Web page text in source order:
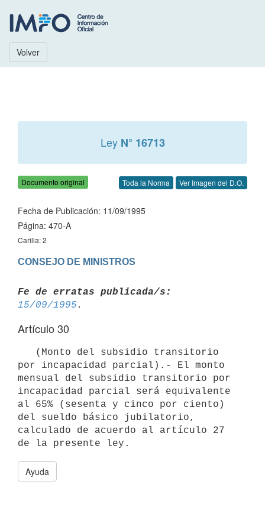
Volver
Ley N° 16713
Documento original Toda la Norma Ver Imagen del D.O.
Fecha de Publicación: 11/09/1995
Página: 470-A
Carilla: 2
Fe de erratas publicada/s:
15/09/1995
Artículo 30
por incapacidad parcial).- El monto
mensual del subsidio transitorio por
incapacidad parcial será equivalente
al 65% (sesenta y cinco por ciento)
del sueldo básico jubilatorio,
calculado de acuerdo al artículo 27
Ayuda